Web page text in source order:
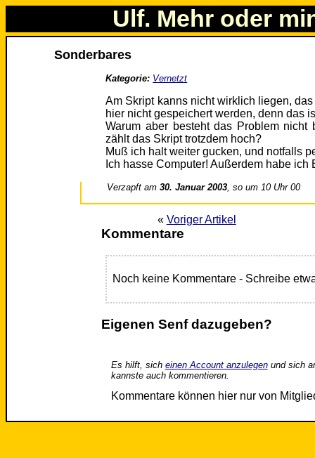
Ulf. Mehr oder
Sonderbares
Kategorie: Vernetzt
Am Skript kanns nicht wirklich liegen,
hier nicht gespeichert werden, denn das
Warum aber besteht das Problem
zählt das Skript trotzdem hoch?
Muß ich halt weiter gucken, und notfalls
Ich hasse Computer! Außerdem habe
Verzapft am30. Januar 2003, so um 10 Uhr 00
« Voriger Artikel
Kommentare
Noch keine Kommentare - Schreibe
Eigenen Senf dazugeben?
Es hilft, sich einen Account anzulegenund sich
kannste auch kommentieren.
Kommentare können hier nur von